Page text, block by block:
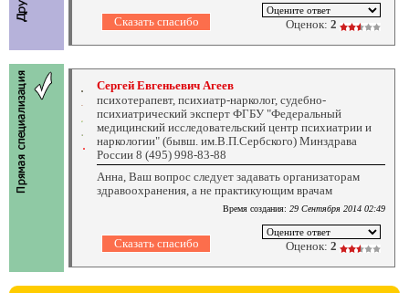
Оценок: 2
Сергей Евгеньевич Агеев
психотерапевт, психиатр-нарколог, судебно-
психиатрический эксперт ФГБУ "Федеральный
медицинский исследовательский центр психиатрии и
наркологии" (бывш. им.В.П.Сербского) Минздрава
России 8 (495) 998-83-88
Анна, Ваш вопрос следует задавать организаторам
здравоохранения, а не практикующим врачам
Время создания: 29 Сентября 2014 02:49
Оценок: 2